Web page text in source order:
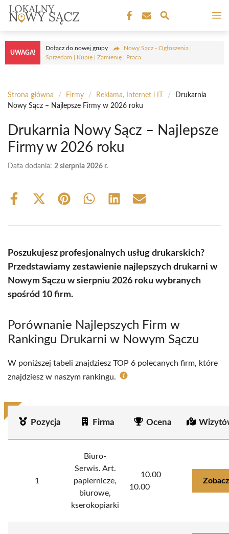
Przejdź
treści
UWAGA!
Dołącz do nowej grupy
Nowy Sącz - Ogłoszenia |
Sprzedam | Kupię | Zamienię | Praca
Strona główna / Firmy / Reklama, Internet i IT /
Drukarnia
Nowy Sącz – Najlepsze Firmy w 2026 roku
Drukarnia Nowy Sącz – Najlepsze
Firmy w 2026 roku
Data dodania: 2 sierpnia 2026 r.
Share
Share
(Twitter)
Share Share Share Share
Poszukujesz profesjonalnych usług drukarskich?
Przedstawiamy zestawienie najlepszych drukarni w
Nowym Sączu w sierpniu 2026 roku wybranych
spośród 10 firm.
Porównanie Najlepszych Firm w
Rankingu Drukarni w Nowym Sączu
W poniższej tabeli znajdziesz TOP 6 polecanych firm, które
znajdziesz w naszym rankingu.
Pozycja Firma Ocena
1
Biuro-
Serwis. Art.
papiernicze,
biurowe,
kserokopiarki
10.00
10.00